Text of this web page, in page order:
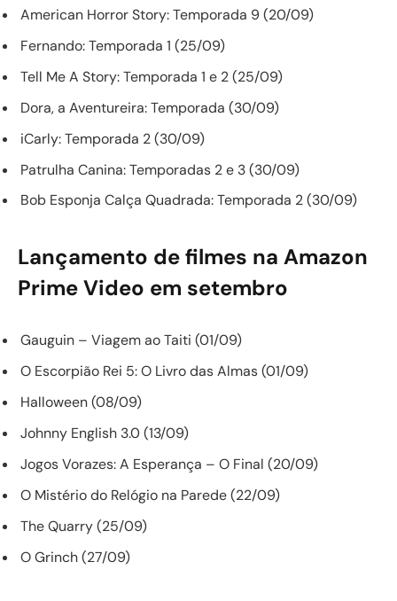
American Horror Story: Temporada 9 (20/09)
Fernando: Temporada 1 (25/09)
Tell Me A Story: Temporada 1 e 2 (25/09)
Dora, a Aventureira: Temporada (30/09)
iCarly: Temporada 2 (30/09)
Patrulha Canina: Temporadas 2 e 3 (30/09)
Bob Esponja Calça Quadrada: Temporada 2 (30/09)
Lançamento de filmes na Amazon
Prime Video em setembro
Gauguin – Viagem ao Taiti (01/09)
O Escorpião Rei 5: O Livro das Almas (01/09)
Halloween (08/09)
Johnny English 3.0 (13/09)
Jogos Vorazes: A Esperança – O Final (20/09)
O Mistério do Relógio na Parede (22/09)
The Quarry (25/09)
O Grinch (27/09)